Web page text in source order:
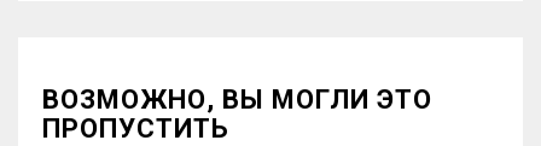
ВОЗМОЖНО, ВЫ МОГЛИ ЭТО
ПРОПУСТИТЬ